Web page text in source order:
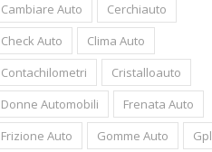
Cambiare Auto
Cerchiauto
Check Auto
Clima Auto
Contachilometri
Cristalloauto
Donne Automobili
Frenata Auto
Frizione Auto
Gomme Auto
Gpl